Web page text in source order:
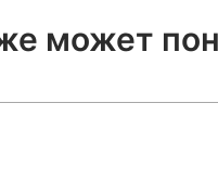
может